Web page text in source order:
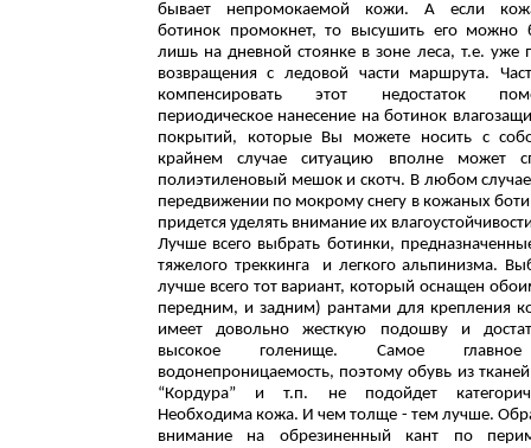
бывает непромокаемой кожи. А если
ботинок промокнет, то высушить его можно
лишь на дневной стоянке в зоне леса, т.е. уже
возвращения с ледовой части маршрута.
компенсировать этот недостаток
периодическое нанесение на ботинок
покрытий, которые Вы можете носить с
крайнем случае ситуацию вполне может
полиэтиленовый мешок и скотч. В любом
передвижении по мокрому снегу в кожаных
придется уделять внимание их
Лучше всего выбрать ботинки,
тяжелого треккинга и легкого альпинизма.
лучше всего тот вариант, который оснащен
передним, и задним) рантами для крепления
имеет довольно жесткую подошву и
высокое голенище. Самое
водонепроницаемость, поэтому обувь из
“Кордура” и т.п. не подойдет
Необходима кожа. И чем толще - тем лучше.
внимание на обрезиненный кант по